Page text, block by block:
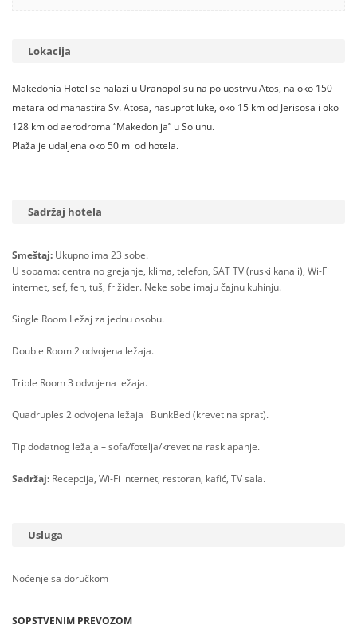
Lokacija
Makedonia Hotel se nalazi u Uranopolisu na poluostrvu Atos, na oko 150
metara od manastira Sv. Atosa, nasuprot luke, oko 15 km od Jerisosa i oko
128 km od aerodroma “Makedonija” u Solunu.
Plaža je udaljena oko 50 m od hotela.
Sadržaj hotela
Smeštaj: Ukupno ima 23 sobe.
U sobama: centralno grejanje, klima, telefon, SAT TV (ruski kanali), Wi-Fi
internet, sef, fen, tuš, frižider. Neke sobe imaju čajnu kuhinju.
Single Room Ležaj za jednu osobu.
Double Room 2 odvojena ležaja.
Triple Room 3 odvojena ležaja.
Quadruples 2 odvojena ležaja i BunkBed (krevet na sprat).
Tip dodatnog ležaja – sofa/fotelja/krevet na rasklapanje.
Sadržaj: Recepcija, Wi-Fi internet, restoran, kafić, TV sala.
Usluga
Noćenje sa doručkom
SOPSTVENIM PREVOZOM